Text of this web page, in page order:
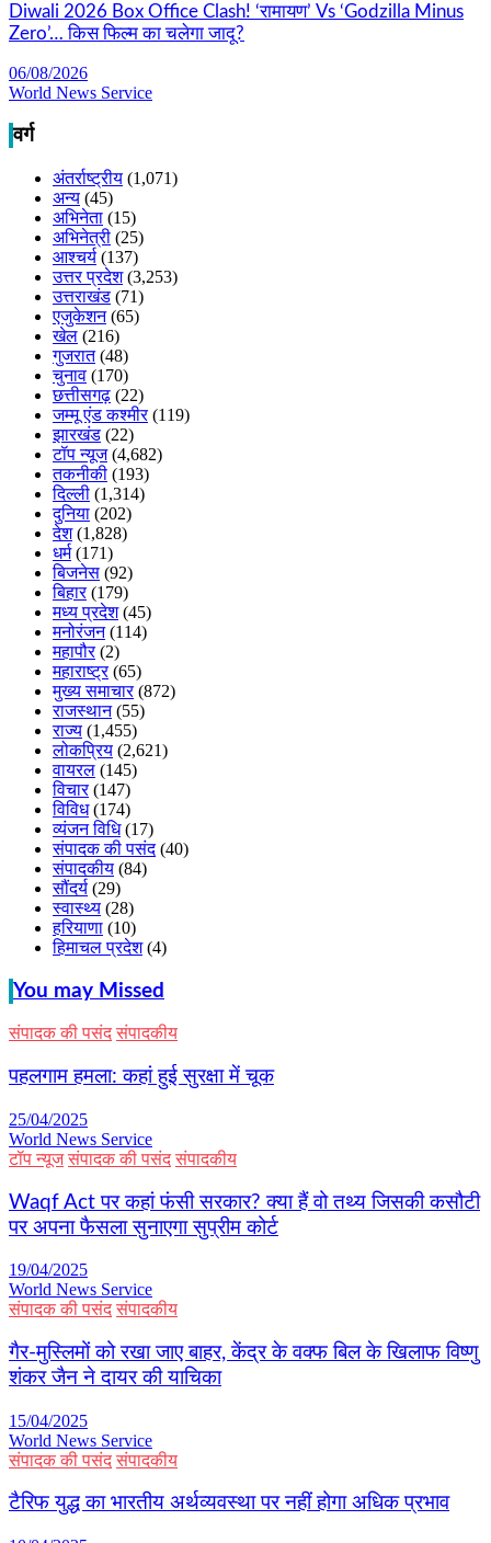
Diwali 2026 Box Office Clash! ‘रामायण’ Vs ‘Godzilla Minus
Zero’… किस फिल्म का चलेगा जादू?
06/08/2026
World News Service
वर्ग
अंतर्राष्ट्रीय (1,071)
अन्य (45)
अभिनेता (15)
अभिनेत्री (25)
आश्चर्य (137)
उत्तर प्रदेश(3,253)
उत्तराखंड (71)
एजुकेशन(65)
खेल (216)
गुजरात(48)
चुनाव (170)
छत्तीसगढ़ (22)
जम्मू एंड कश्मीर(119)
झारखंड (22)
टॉप न्यूज(4,682)
तकनीकी (193)
दिल्ली (1,314)
दुनिया (202)
देश(1,828)
धर्म(171)
बिजनेस (92)
बिहार(179)
मध्य प्रदेश(45)
मनोरंजन(114)
महापौर(2)
महाराष्ट्र(65)
मुख्य समाचार(872)
राजस्थान(55)
राज्य (1,455)
लोकप्रिय (2,621)
वायरल (145)
विचार(147)
विविध(174)
व्यंजन विधि(17)
संपादक की पसंद(40)
संपादकीय (84)
सौंदर्य (29)
स्वास्थ्य (28)
हरियाणा (10)
हिमाचल प्रदेश(4)
You may Missed
संपादक की पसंद संपादकीय
पहलगाम हमला: कहां हुई सुरक्षा में चूक
25/04/2025
World News Service
टॉप न्यूज संपादक की पसंद संपादकीय
Waqf Act पर कहां फंसी सरकार? क्या हैं वो तथ्य जिसकी कसौटी
पर अपना फैसला सुनाएगा सुप्रीम कोर्ट
19/04/2025
World News Service
संपादक की पसंद संपादकीय
गैर-मुस्लिमों को रखा जाए बाहर, केंद्र के वक्फ बिल के खिलाफ विष्णु
शंकर जैन ने दायर की याचिका
15/04/2025
World News Service
संपादक की पसंद संपादकीय
टैरिफ युद्ध का भारतीय अर्थव्यवस्था पर नहीं होगा अधिक प्रभाव